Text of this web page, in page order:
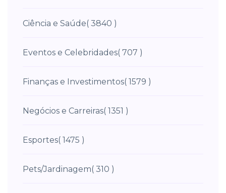
Ciência e Saúde( 3840 )
Eventos e Celebridades( 707 )
Finanças e Investimentos( 1579 )
Negócios e Carreiras( 1351 )
Esportes( 1475 )
Pets/Jardinagem( 310 )